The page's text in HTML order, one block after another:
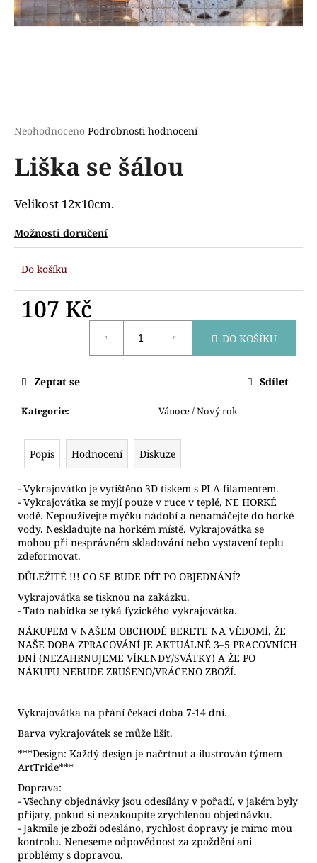
Průměrné
produktu
je
z
5
Neohodnoceno Podrobnosti hodnocení
Liška se šálou
Velikost 12x10cm.
Možnosti doručení
Do košíku
107 Kč
DO KOŠÍKU
Kategorie: Vánoce / Nový rok
Zeptat se Sdílet
Popis Hodnocení Diskuze
- Vykrajovátko je vytištěno 3D tiskem s PLA filamentem.
- Vykrajovátka se myjí pouze v ruce v teplé, NE HORKÉ
vodě. Nepoužívejte myčku nádobí a nenamáčejte do horké
vody. Neskladujte na horkém místě. Vykrajovátka se
mohou při nesprávném skladování nebo vystavení teplu
zdeformovat.
DŮLEŽITÉ !!! CO SE BUDE DÍT PO OBJEDNÁNÍ?
Vykrajovátka se tisknou na zakázku.
- Tato nabídka se týká fyzického vykrajovátka.
NÁKUPEM V NAŠEM OBCHODĚ BERETE NA VĚDOMÍ, ŽE
NAŠE DOBA ZPRACOVÁNÍ JE AKTUÁLNĚ 3–5 PRACOVNÍCH
DNÍ (NEZAHRNUJEME VÍKENDY/SVÁTKY) A ŽE PO
NÁKUPU NEBUDE ZRUŠENO/VRÁCENO ZBOŽÍ.
Vykrajovátka na přání čekací doba 7-14 dní.
Barva vykrajovátek se může lišit.
***Design: Každý design je načrtnut a ilustrován týmem
ArtTride***
Doprava:
- Všechny objednávky jsou odesílány v pořadí, v jakém byly
přijaty, pokud si nezakoupíte zrychlenou objednávku.
- Jakmile je zboží odesláno, rychlost dopravy je mimo mou
kontrolu. Neneseme odpovědnost za zpoždění ani
problémy s dopravou.
a
HLEDAT
D
o
o
r
u
e
m
VYKRAJOVÁTKO
OPIČKA
HLAVA
69
Kč